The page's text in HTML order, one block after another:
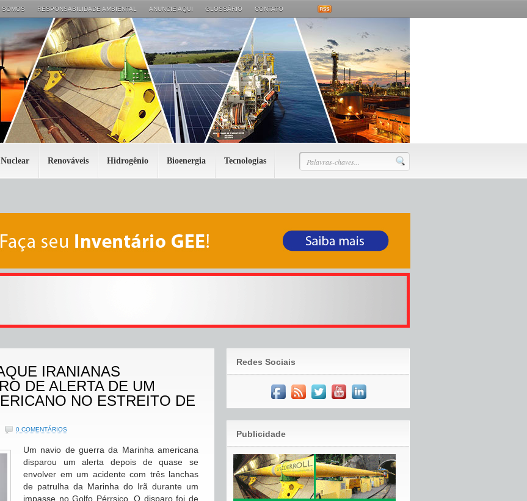
SOMOS RESPONSABILIDADE AMBIENTAL ANUNCIE AQUI GLOSSÁRIO CONTATO
Nuclear Renováveis Hidrogênio Bioenergia Tecnologias
IRANIANAS
DE ALERTA DE UM
NO ESTREITO DE
0 COMENTÁRIOS
Um navio de guerra da Marinha americana
disparou um alerta depois de quase se
envolver em um acidente com três lanchas
de patrulha da Marinha do Irã durante um
impasse no Golfo Pérrsico. O disparo foi de
Redes Sociais
Publicidade